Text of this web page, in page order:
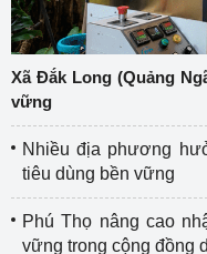
Xã Đắk Long (Quảng
vững
Nhiều địa phương
tiêu dùng bền vững
Phú Thọ nâng cao
vững trong cộng đồng